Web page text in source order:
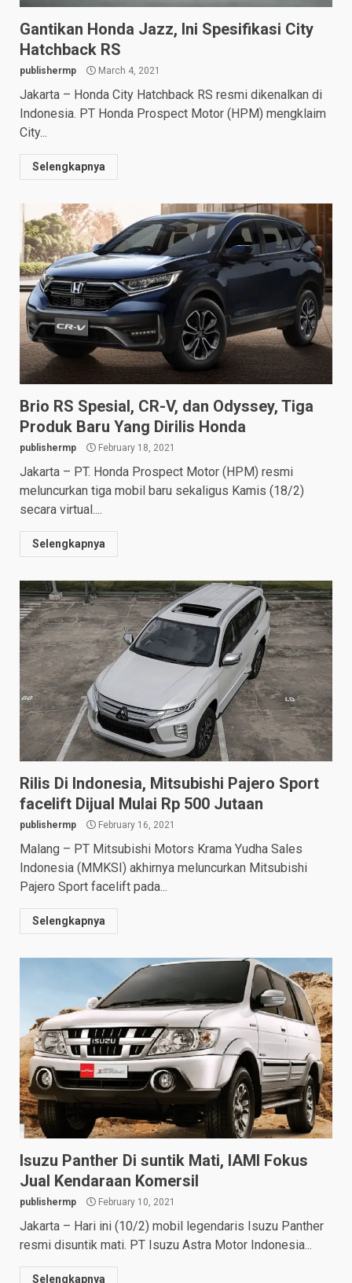
Gantikan Honda Jazz, Ini Spesifikasi City
Hatchback RS
publishermp March 4, 2021
Jakarta – Honda City Hatchback RS resmi dikenalkan di
Indonesia. PT Honda Prospect Motor (HPM) mengklaim
City...
Selengkapnya
Brio RS Spesial, CR-V, dan Odyssey, Tiga
Produk Baru Yang Dirilis Honda
publishermp February 18, 2021
Jakarta – PT. Honda Prospect Motor (HPM) resmi
meluncurkan tiga mobil baru sekaligus Kamis (18/2)
secara virtual....
Selengkapnya
Rilis Di Indonesia, Mitsubishi Pajero Sport
facelift Dijual Mulai Rp 500 Jutaan
publishermp February 16, 2021
Malang – PT Mitsubishi Motors Krama Yudha Sales
Indonesia (MMKSI) akhirnya meluncurkan Mitsubishi
Pajero Sport facelift pada...
Selengkapnya
Isuzu Panther Di suntik Mati, IAMI Fokus
Jual Kendaraan Komersil
publishermp February 10, 2021
Jakarta – Hari ini (10/2) mobil legendaris Isuzu Panther
resmi disuntik mati. PT Isuzu Astra Motor Indonesia...
Selengkapnya